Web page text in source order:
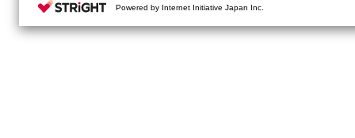
Powered by Internet Initiative Japan Inc.